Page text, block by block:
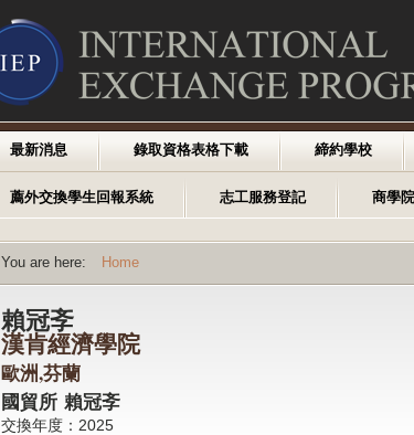
最新消息 錄取資格表格下載 締約學校
薦外交換學生回報系統 志工服務登記 商學
You are here: Home
賴冠斈
漢肯經濟學院
歐洲,芬蘭
國貿所 賴冠斈
交換年度：2025